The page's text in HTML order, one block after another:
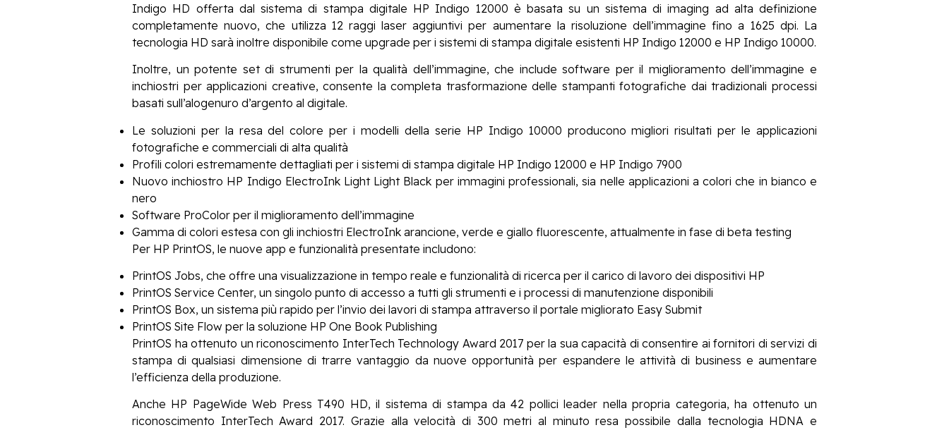
Indigo HD offerta dal sistema di stampa digitale HP Indigo 12000 è basata su un sistema di imaging ad alta definizione
completamente nuovo, che utilizza 12 raggi laser aggiuntivi per aumentare la risoluzione dell’immagine fino a 1625 dpi. La
tecnologia HD sarà inoltre disponibile come upgrade per i sistemi di stampa digitale esistenti HP Indigo 12000 e HP Indigo 10000.
Inoltre, un potente set di strumenti per la qualità dell’immagine, che include software per il miglioramento dell’immagine e
inchiostri per applicazioni creative, consente la completa trasformazione delle stampanti fotografiche dai tradizionali processi
basati sull’alogenuro d’argento al digitale.
Le soluzioni per la resa del colore per i modelli della serie HP Indigo 10000 producono migliori risultati per le applicazioni
fotografiche e commerciali di alta qualità
Profili colori estremamente dettagliati per i sistemi di stampa digitale HP Indigo 12000 e HP Indigo 7900
Nuovo inchiostro HP Indigo ElectroInk Light Light Black per immagini professionali, sia nelle applicazioni a colori che in bianco e
nero
Software ProColor per il miglioramento dell’immagine
Gamma di colori estesa con gli inchiostri ElectroInk arancione, verde e giallo fluorescente, attualmente in fase di beta testing
Per HP PrintOS, le nuove app e funzionalità presentate includono:
PrintOS Jobs, che offre una visualizzazione in tempo reale e funzionalità di ricerca per il carico di lavoro dei dispositivi HP
PrintOS Service Center, un singolo punto di accesso a tutti gli strumenti e i processi di manutenzione disponibili
PrintOS Box, un sistema più rapido per l’invio dei lavori di stampa attraverso il portale migliorato Easy Submit
PrintOS Site Flow per la soluzione HP One Book Publishing
PrintOS ha ottenuto un riconoscimento InterTech Technology Award 2017 per la sua capacità di consentire ai fornitori di servizi di
stampa di qualsiasi dimensione di trarre vantaggio da nuove opportunità per espandere le attività di business e aumentare
l’efficienza della produzione.
Anche HP PageWide Web Press T490 HD, il sistema di stampa da 42 pollici leader nella propria categoria, ha ottenuto un
riconoscimento InterTech Award 2017. Grazie alla velocità di 300 metri al minuto resa possibile dalla tecnologia HDNA e